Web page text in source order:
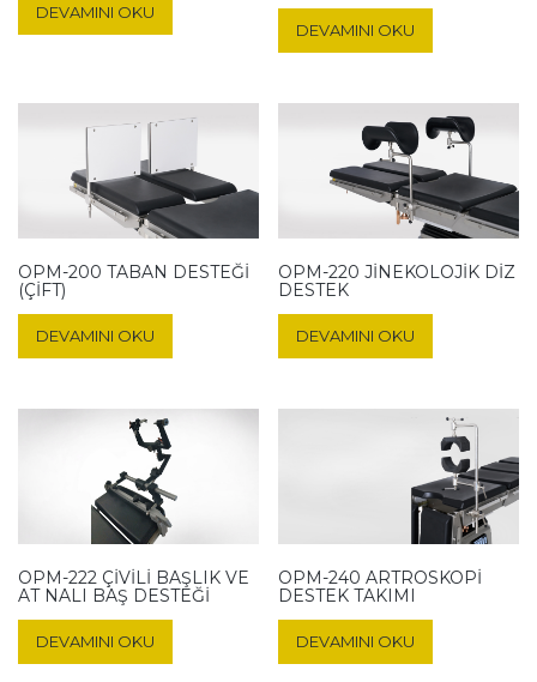
DEVAMINI OKU
DEVAMINI OKU
OPM-200 TABAN DESTEĞI
(ÇIFT)
DEVAMINI OKU
OPM-220 JINEKOLOJIK DIZ
DESTEK
DEVAMINI OKU
OPM-222 ÇIVILI BAŞLIK VE
AT NALI BAŞ DESTEĞI
DEVAMINI OKU
OPM-240 ARTROSKOPI
DESTEK TAKIMI
DEVAMINI OKU